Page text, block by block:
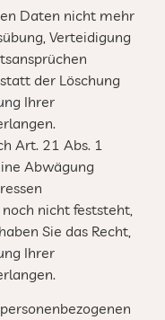
Daten nicht mehr
Verteidigung
der Löschung
Ihrer
Art. 21 Abs. 1
Abwägung
nicht feststeht,
Sie das Recht,
Ihrer